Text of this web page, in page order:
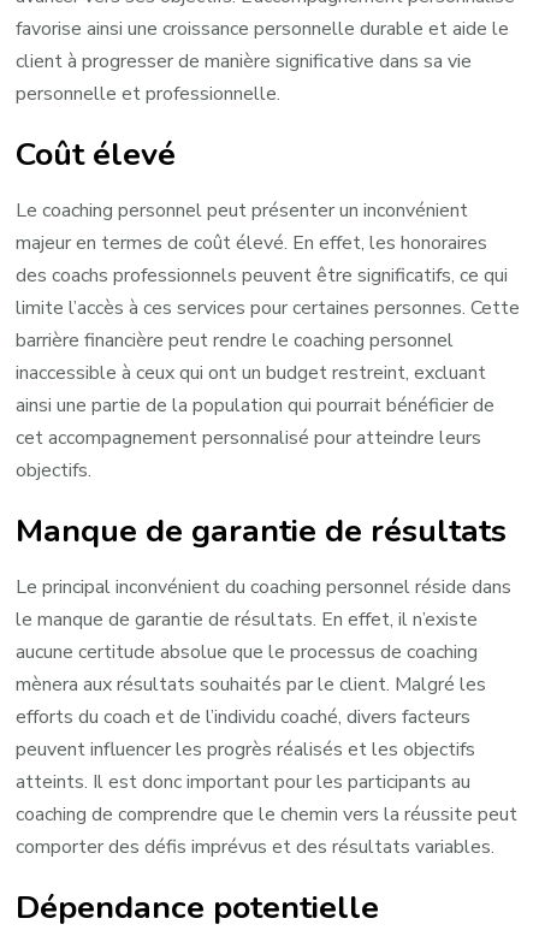
favorise ainsi une croissance personnelle durable et aide le
client à progresser de manière significative dans sa vie
personnelle et professionnelle.
Coût élevé
Le coaching personnel peut présenter un inconvénient
majeur en termes de coût élevé. En effet, les honoraires
des coachs professionnels peuvent être significatifs, ce qui
limite l’accès à ces services pour certaines personnes. Cette
barrière financière peut rendre le coaching personnel
inaccessible à ceux qui ont un budget restreint, excluant
ainsi une partie de la population qui pourrait bénéficier de
cet accompagnement personnalisé pour atteindre leurs
objectifs.
Manque de garantie de résultats
Le principal inconvénient du coaching personnel réside dans
le manque de garantie de résultats. En effet, il n’existe
aucune certitude absolue que le processus de coaching
mènera aux résultats souhaités par le client. Malgré les
efforts du coach et de l’individu coaché, divers facteurs
peuvent influencer les progrès réalisés et les objectifs
atteints. Il est donc important pour les participants au
coaching de comprendre que le chemin vers la réussite peut
comporter des défis imprévus et des résultats variables.
Dépendance potentielle